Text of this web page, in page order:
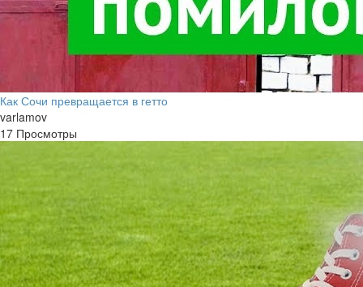
Как Сочи превращается в гетто
varlamov
17 Просмотры